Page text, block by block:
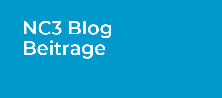
NC3 Blog
Beitrage